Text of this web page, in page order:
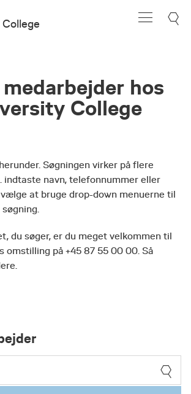
hos
College
Søgningen virker på flere
indtaste navn, telefonnummer eller
at bruge drop-down menuerne til
du søger, er du meget velkommen til
omstilling på +45 87 55 00 00. Så